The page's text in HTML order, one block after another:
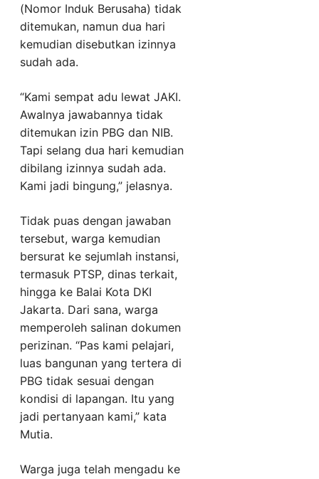
(Nomor Induk Berusaha) tidak
ditemukan, namun dua hari
kemudian disebutkan izinnya
sudah ada.
“Kami sempat adu lewat JAKI.
Awalnya jawabannya tidak
ditemukan izin PBG dan NIB.
Tapi selang dua hari kemudian
dibilang izinnya sudah ada.
Kami jadi bingung,” jelasnya.
Tidak puas dengan jawaban
tersebut, warga kemudian
bersurat ke sejumlah instansi,
termasuk PTSP, dinas terkait,
hingga ke Balai Kota DKI
Jakarta. Dari sana, warga
memperoleh salinan dokumen
perizinan. “Pas kami pelajari,
luas bangunan yang tertera di
PBG tidak sesuai dengan
kondisi di lapangan. Itu yang
jadi pertanyaan kami,” kata
Mutia.
Warga juga telah mengadu ke